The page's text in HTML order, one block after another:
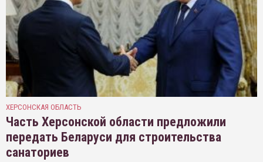
ХЕРСОНСКАЯ ОБЛАСТЬ
Часть Херсонской области предложили
передать Беларуси для строительства
санаториев